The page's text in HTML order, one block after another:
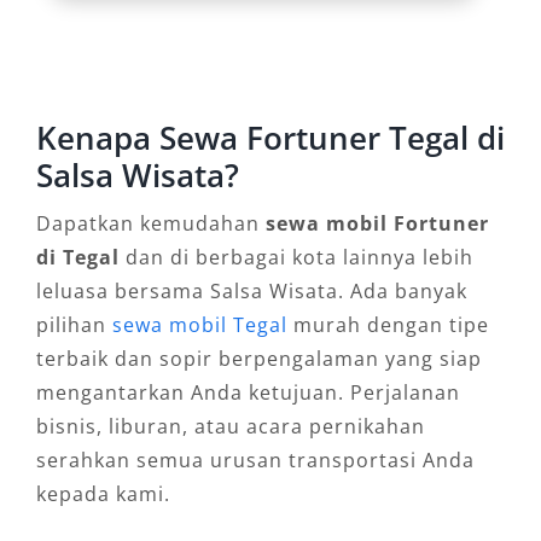
seperti Salsa Wisata memberikan kemudahan
layanan sewa Fortuner dengan sopir maupun
sewa Fortuner lepas kunci, tergantung
kebutuhan pengguna. Layanan ini sangat
membantu bagi tamu luar kota yang ingin
mobilitas tanpa repot, maupun warga lokal
yang membutuhkan kendaraan sementara
untuk agenda khusus. Keuntungan lainnya
adalah opsi sewa harian 24 jam dan paket
bulanan, memberikan fleksibilitas tinggi sesuai
durasi penggunaan.
Kenapa Sewa Fortuner Tegal di
Salsa Wisata?
Dapatkan kemudahan sewa mobil Fortuner
di Tegal dan di berbagai kota lainnya lebih
leluasa bersama Salsa Wisata. Ada banyak
pilihan sewa mobil Tegal murah dengan tipe
terbaik dan sopir berpengalaman yang siap
mengantarkan Anda ketujuan. Perjalanan
bisnis, liburan, atau acara pernikahan
serahkan semua urusan transportasi Anda
kepada kami.